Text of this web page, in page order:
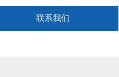
联系我们